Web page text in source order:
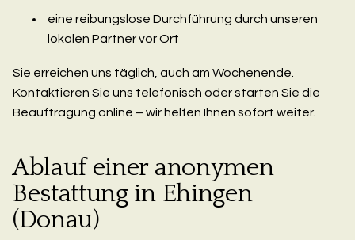
eine reibungslose Durchführung durch unseren
lokalen Partner vor Ort
Sie erreichen uns täglich, auch am Wochenende.
Kontaktieren Sie uns telefonisch oder starten Sie die
Beauftragung online – wir helfen Ihnen sofort weiter.
Ablauf einer anonymen
Bestattung in Ehingen
(Donau)